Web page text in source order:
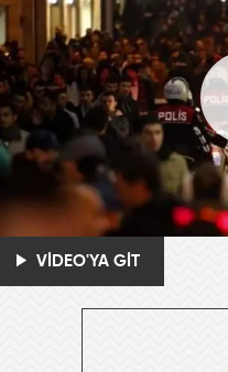
VİDEO'YA GİT